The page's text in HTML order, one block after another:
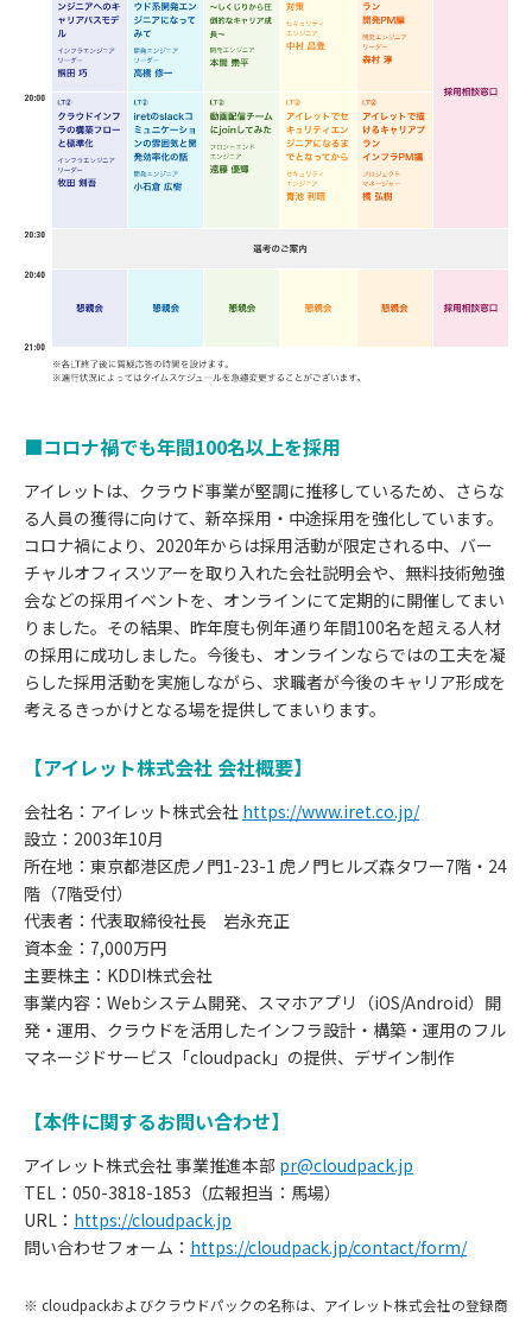
■コロナ禍でも年間100名以上を採用
アイレットは、クラウド事業が堅調に推移しているため、さらな
る人員の獲得に向けて、新卒採用・中途採用を強化しています。
コロナ禍により、2020年からは採用活動が限定される中、バー
チャルオフィスツアーを取り入れた会社説明会や、無料技術勉強
会などの採用イベントを、オンラインにて定期的に開催してまい
りました。その結果、昨年度も例年通り年間100名を超える人材
の採用に成功しました。今後も、オンラインならではの工夫を凝
らした採用活動を実施しながら、求職者が今後のキャリア形成を
考えるきっかけとなる場を提供してまいります。
【アイレット株式会社 会社概要】
会社名：アイレット株式会社 https://www.iret.co.jp/
設立：2003年10月
所在地：東京都港区虎ノ門1-23-1 虎ノ門ヒルズ森タワー7階・24
階（7階受付）
代表者：代表取締役社長 岩永充正
資本金：7,000万円
主要株主：KDDI株式会社
事業内容：Webシステム開発、スマホアプリ（iOS/Android）開
発・運用、クラウドを活用したインフラ設計・構築・運用のフル
マネージドサービス「cloudpack」の提供、デザイン制作
【本件に関するお問い合わせ】
アイレット株式会社 事業推進本部 pr@cloudpack.jp
TEL：050-3818-1853（広報担当：馬場）
URL： https://cloudpack.jp
問い合わせフォーム： https://cloudpack.jp/contact/form/
※ cloudpackおよびクラウドパックの名称は、アイレット株式会社の登録商
お